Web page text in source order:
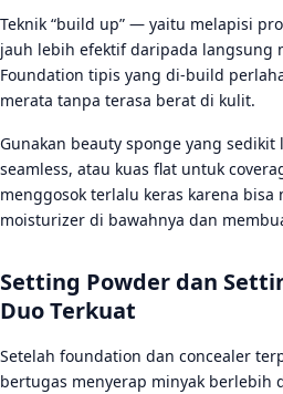
Teknik “build up” — yaitu melapisi
jauh lebih efektif daripada langsung
Foundation tipis yang di-build
merata tanpa terasa berat di kulit.
Gunakan beauty sponge yang
seamless, atau kuas flat untuk
menggosok terlalu keras karena bisa
moisturizer di bawahnya dan
Setting Powder dan
Duo Terkuat
Setelah foundation dan concealer
bertugas menyerap minyak berlebih